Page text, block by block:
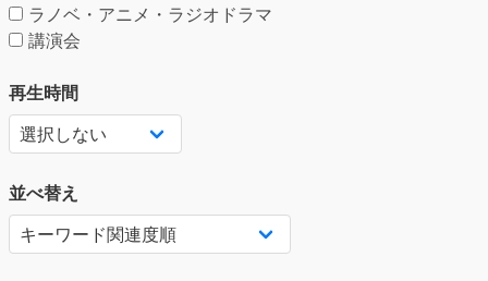
ラノベ・アニメ・ラジオドラマ
講演会
再生時間
並べ替え